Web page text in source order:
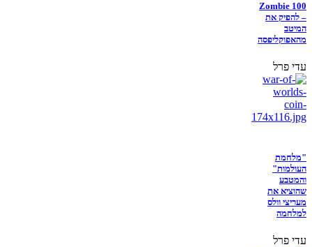
Zombie 100
– להפיק את
המיטב
מהאפוקליפסה
עדי פרל
"מלחמת
העולמות"
והמטבע
שהוציא את
מעריצי וולס
למלחמה
עדי פרל